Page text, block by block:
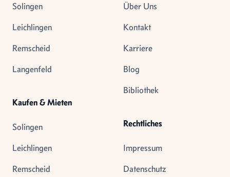
Solingen
Leichlingen
Remscheid
Langenfeld
Kaufen & Mieten
Solingen
Leichlingen
Remscheid
Über Uns
Kontakt
Karriere
Blog
Bibliothek
Rechtliches
Impressum
Datenschutz